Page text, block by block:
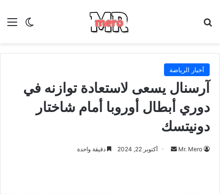
الوضع
أخبار الرياضة
آرسنال يسعى لاستعادة توازنه في
دوري أبطال أوروبا أمام شاختار
دونيتسك
Mr. Mero
أرسل أكتوبر 22, 2024 دقيقة واحدة